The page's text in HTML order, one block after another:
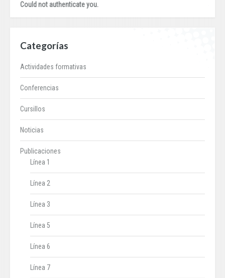
Could not authenticate you.
Categorías
Actividades formativas
Conferencias
Cursillos
Noticias
Publicaciones
Línea 1
Línea 2
Línea 3
Línea 5
Línea 6
Línea 7